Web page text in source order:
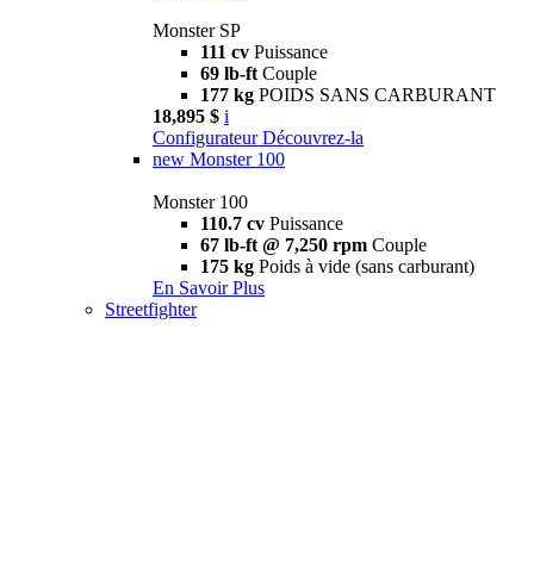
Monster SP
111 cv Puissance
69 lb-ft Couple
177 kg POIDS SANS CARBURANT
18,895 $ i
Configurateur Découvrez-la
new Monster 100
Monster 100
110.7 cv Puissance
67 lb-ft @ 7,250 rpm Couple
175 kg Poids à vide (sans carburant)
En Savoir Plus
Streetfighter